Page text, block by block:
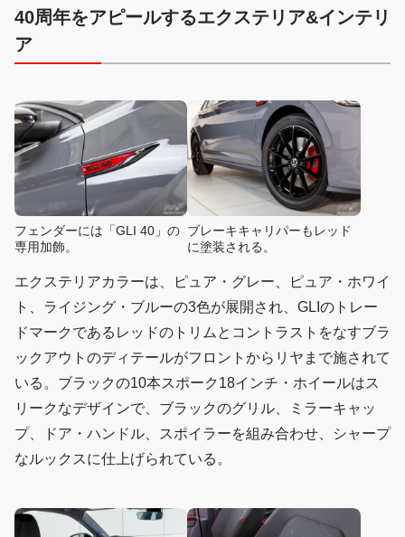
40周年をアピールするエクステリア&インテリ
ア
フェンダーには「GLI 40」の
専用加飾。
ブレーキキャリパーもレッド
に塗装される。
エクステリアカラーは、ピュア・グレー、ピュア・ホワイ
ト、ライジング・ブルーの3色が展開され、GLIのトレー
ドマークであるレッドのトリムとコントラストをなすブラ
ックアウトのディテールがフロントからリヤまで施されて
いる。ブラックの10本スポーク18インチ・ホイールはス
リークなデザインで、ブラックのグリル、ミラーキャッ
プ、ドア・ハンドル、スポイラーを組み合わせ、シャープ
なルックスに仕上げられている。